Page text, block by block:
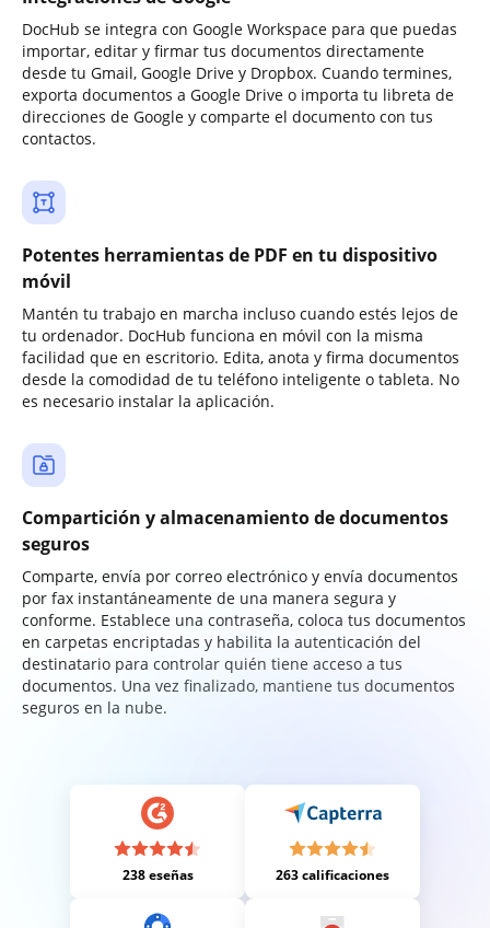
DocHub se integra con Google Workspace para que puedas
importar, editar y firmar tus documentos directamente
desde tu Gmail, Google Drive y Dropbox. Cuando termines,
exporta documentos a Google Drive o importa tu libreta de
direcciones de Google y comparte el documento con tus
contactos.
Potentes herramientas de PDF en tu dispositivo
móvil
Mantén tu trabajo en marcha incluso cuando estés lejos de
tu ordenador. DocHub funciona en móvil con la misma
facilidad que en escritorio. Edita, anota y firma documentos
desde la comodidad de tu teléfono inteligente o tableta. No
es necesario instalar la aplicación.
Compartición y almacenamiento de documentos
seguros
Comparte, envía por correo electrónico y envía documentos
por fax instantáneamente de una manera segura y
conforme. Establece una contraseña, coloca tus documentos
en carpetas encriptadas y habilita la autenticación del
destinatario para controlar quién tiene acceso a tus
documentos. Una vez finalizado, mantiene tus documentos
seguros en la nube.
238 eseñas 263 calificaciones